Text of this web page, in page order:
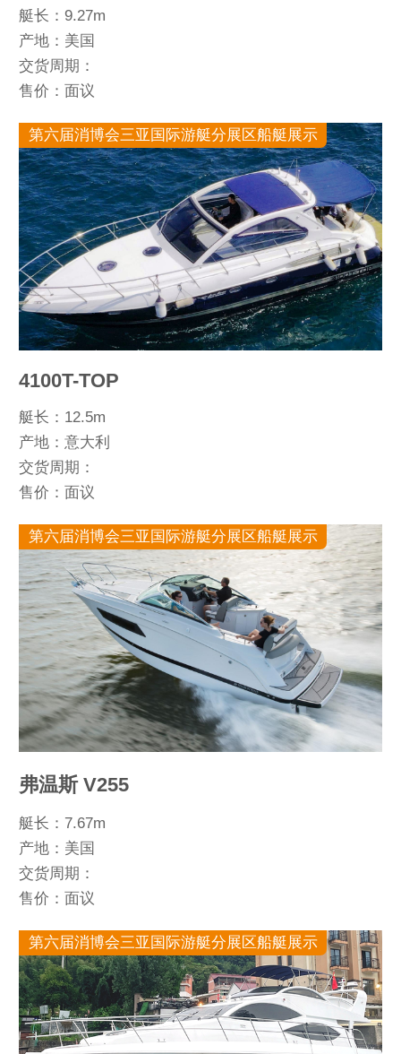
艇长：9.27m
产地：美国
交货周期：
售价：面议
第六届消博会三亚国际游艇分展区船艇展示
4100T-TOP
艇长：12.5m
产地：意大利
交货周期：
售价：面议
第六届消博会三亚国际游艇分展区船艇展示
弗温斯 V255
艇长：7.67m
产地：美国
交货周期：
售价：面议
第六届消博会三亚国际游艇分展区船艇展示